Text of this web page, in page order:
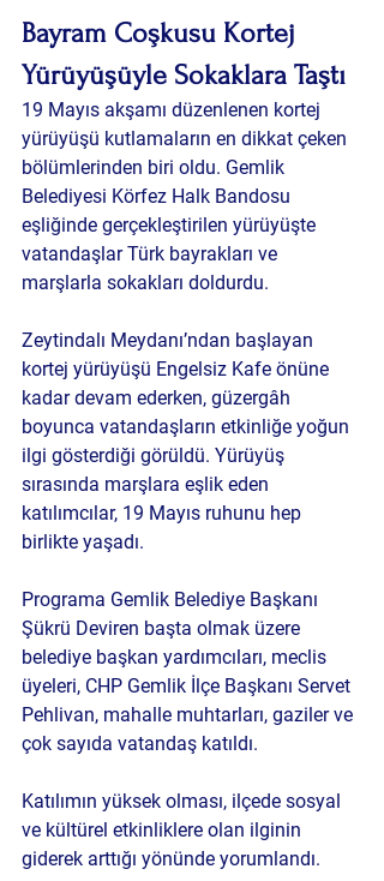
Bayram Coşkusu Kortej
Yürüyüşüyle Sokaklara Taştı
19 Mayıs akşamı düzenlenen kortej
yürüyüşü kutlamaların en dikkat çeken
bölümlerinden biri oldu. Gemlik
Belediyesi Körfez Halk Bandosu
eşliğinde gerçekleştirilen yürüyüşte
vatandaşlar Türk bayrakları ve
marşlarla sokakları doldurdu.
Zeytindalı Meydanı’ndan başlayan
kortej yürüyüşü Engelsiz Kafe önüne
kadar devam ederken, güzergâh
boyunca vatandaşların etkinliğe yoğun
ilgi gösterdiği görüldü. Yürüyüş
sırasında marşlara eşlik eden
katılımcılar, 19 Mayıs ruhunu hep
birlikte yaşadı.
Programa Gemlik Belediye Başkanı
Şükrü Deviren başta olmak üzere
belediye başkan yardımcıları, meclis
üyeleri, CHP Gemlik İlçe Başkanı Servet
Pehlivan, mahalle muhtarları, gaziler ve
çok sayıda vatandaş katıldı.
Katılımın yüksek olması, ilçede sosyal
ve kültürel etkinliklere olan ilginin
giderek arttığı yönünde yorumlandı.